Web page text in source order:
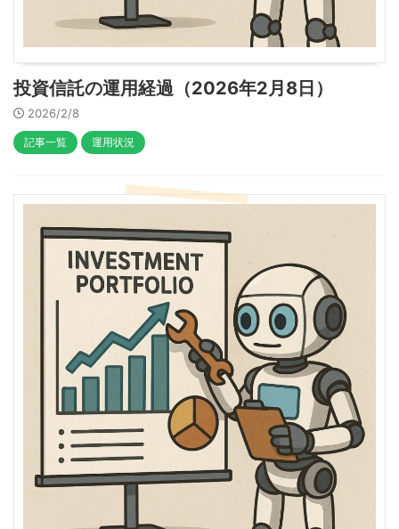
投資信託の運用経過（2026年2月8日）
2026/2/8
記事一覧 運用状況